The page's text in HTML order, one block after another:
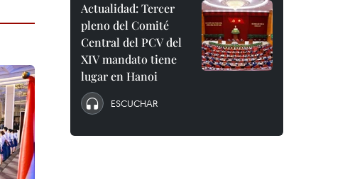
Actualidad: Tercer
pleno del Comité
Central del PCV del
XIV mandato tiene
lugar en Hanoi
ESCUCHAR